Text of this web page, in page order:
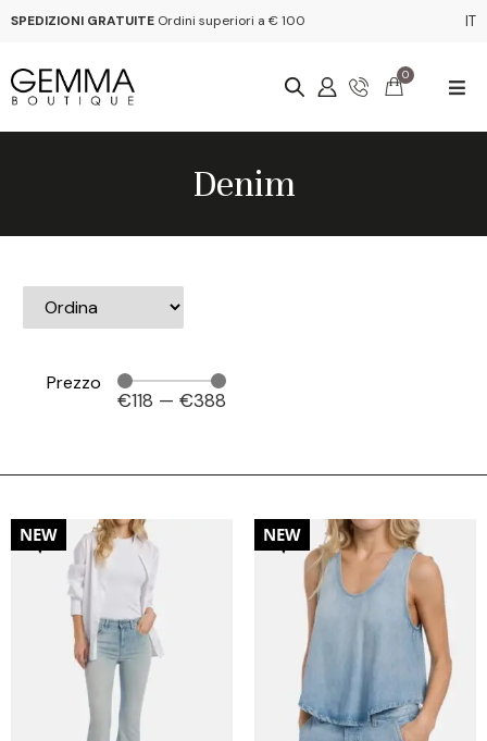
SPEDIZIONI GRATUITE Ordini superiori a € 100 IT
0
Denim
Prezzo
€118 — €388
30%
NEW 30%
NEW